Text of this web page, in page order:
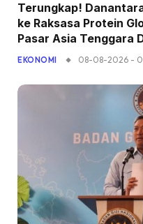
Terungkap!
ke Raksasa Protein
Pasar Asia Tenggara
EKONOMI 08-08-2026 -